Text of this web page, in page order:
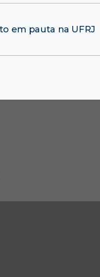
em pauta na UFRJ